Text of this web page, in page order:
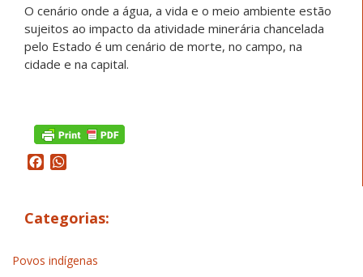
O cenário onde a água, a vida e o meio ambiente estão
sujeitos ao impacto da atividade minerária chancelada
pelo Estado é um cenário de morte, no campo, na
cidade e na capital.
Facebook
Categorias:
Povos indígenas